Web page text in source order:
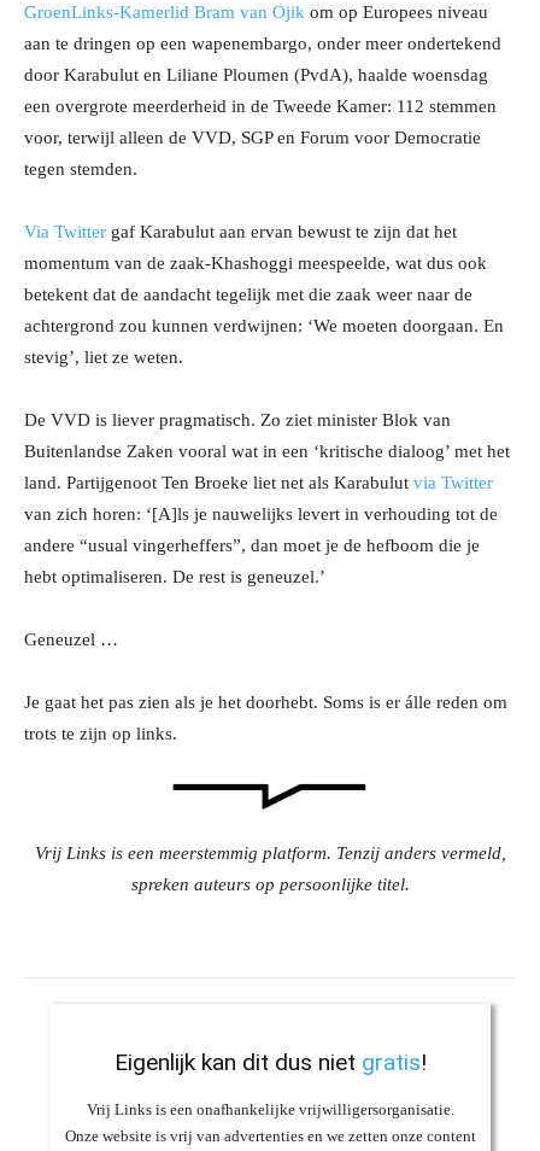
GroenLinks-Kamerlid Bram van Ojik om op Europees niveau
aan te dringen op een wapenembargo, onder meer ondertekend
door Karabulut en Liliane Ploumen (PvdA), haalde woensdag
een overgrote meerderheid in de Tweede Kamer: 112 stemmen
voor, terwijl alleen de VVD, SGP en Forum voor Democratie
tegen stemden.
Via Twitter gaf Karabulut aan ervan bewust te zijn dat het
momentum van de zaak-Khashoggi meespeelde, wat dus ook
betekent dat de aandacht tegelijk met die zaak weer naar de
achtergrond zou kunnen verdwijnen: ‘We moeten doorgaan. En
stevig’, liet ze weten.
De VVD is liever pragmatisch. Zo ziet minister Blok van
Buitenlandse Zaken vooral wat in een ‘kritische dialoog’ met het
land. Partijgenoot Ten Broeke liet net als Karabulut via Twitter
van zich horen: ‘[A]ls je nauwelijks levert in verhouding tot de
andere “usual vingerheffers”, dan moet je de hefboom die je
hebt optimaliseren. De rest is geneuzel.’
Geneuzel …
Je gaat het pas zien als je het doorhebt. Soms is er álle reden om
trots te zijn op links.
Vrij Links is een meerstemmig platform. Tenzij anders vermeld,
spreken auteurs op persoonlijke titel.
Eigenlijk kan dit dus niet gratis!
Vrij Links is een onafhankelijke vrijwilligersorganisatie.
Onze website is vrij van advertenties en we zetten onze content